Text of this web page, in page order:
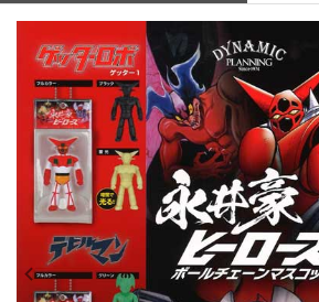
入荷スケジュールをチェック
カプセルトイマシン本体
カプセルトイ
販促用空カプセル